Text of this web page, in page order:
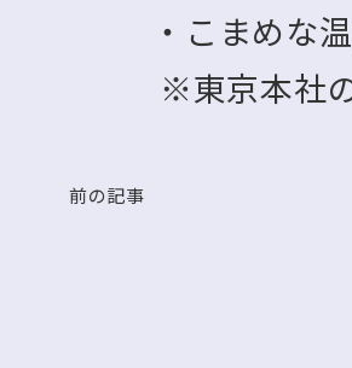
・こまめな温
※東京本社の温
前の記事